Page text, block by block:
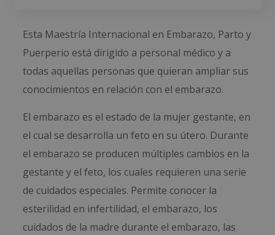
Esta Maestría Internacional en Embarazo, Parto y
Puerperio está dirigido a personal médico y a
todas aquellas personas que quieran ampliar sus
conocimientos en relación con el embarazo.
El embarazo es el estado de la mujer gestante, en
el cual se desarrolla un feto en su útero. Durante
el embarazo se producen múltiples cambios en la
gestante y el feto, los cuales requieren una serie
de cuidados especiales. Permite conocer la
esterilidad en infertilidad, el embarazo, los
cuidados de la madre durante el embarazo, las